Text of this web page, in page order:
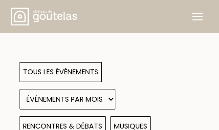
Aller
contenu
TOUS LES ÉVÉNEMENTS
RENCONTRES & DÉBATS MUSIQUES